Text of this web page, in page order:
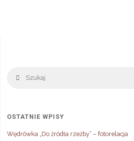
Szukaj
OSTATNIE WPISY
Wędrówka „Do źródła rzeźby” – fotorelacja